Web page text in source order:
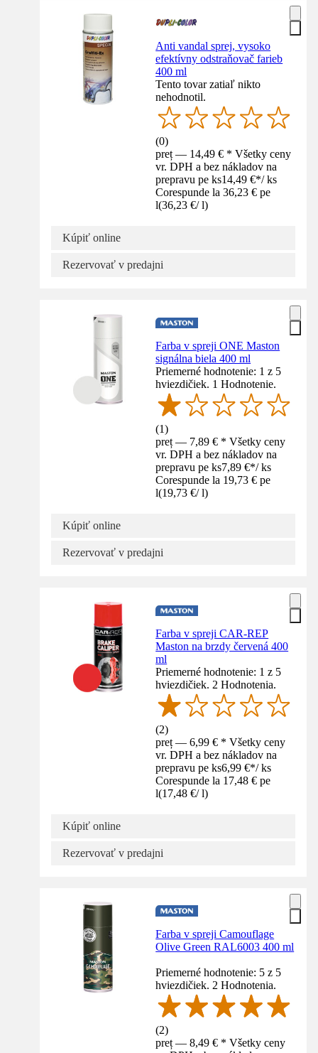
Anti vandal sprej, vysoko
efektívny odstraňovač farieb
400 ml
Tento tovar zatiaľ nikto
nehodnotil.
(0)
preț — 14,49 € * Všetky ceny
vr. DPH a bez nákladov na
prepravu pe ks14,49 €*/ ks
Corespunde la 36,23 € pe
l(36,23 €/ l)
Kúpiť online
Rezervovať v predajni
Farba v spreji ONE Maston
signálna biela 400 ml
Priemerné hodnotenie: 1 z 5
hviezdičiek. 1 Hodnotenie.
(1)
preț — 7,89 € * Všetky ceny
vr. DPH a bez nákladov na
prepravu pe ks7,89 €*/ ks
Corespunde la 19,73 € pe
l(19,73 €/ l)
Kúpiť online
Rezervovať v predajni
Farba v spreji CAR-REP
Maston na brzdy červená 400
ml
Priemerné hodnotenie: 1 z 5
hviezdičiek. 2 Hodnotenia.
(2)
preț — 6,99 € * Všetky ceny
vr. DPH a bez nákladov na
prepravu pe ks6,99 €*/ ks
Corespunde la 17,48 € pe
l(17,48 €/ l)
Kúpiť online
Rezervovať v predajni
Farba v spreji Camouflage
Olive Green RAL6003 400 ml
Priemerné hodnotenie: 5 z 5
hviezdičiek. 2 Hodnotenia.
(2)
preț — 8,49 € * Všetky ceny